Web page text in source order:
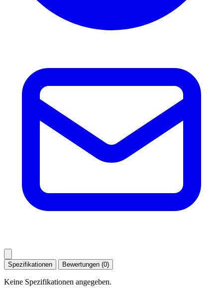
Spezifikationen Bewertungen (0)
Keine Spezifikationen angegeben.